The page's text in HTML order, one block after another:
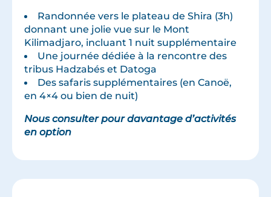
Randonnée vers le plateau de Shira (3h)
donnant une jolie vue sur le Mont
Kilimadjaro, incluant 1 nuit supplémentaire
Une journée dédiée à la rencontre des
tribus Hadzabés et Datoga
Des safaris supplémentaires (en Canoë,
en 4×4 ou bien de nuit)
Nous consulter pour davantage d’activités
en option